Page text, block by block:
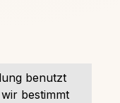
benutzt
bestimmt